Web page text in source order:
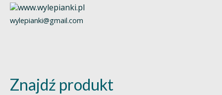
wylepianki@gmail.com
Znajdź produkt